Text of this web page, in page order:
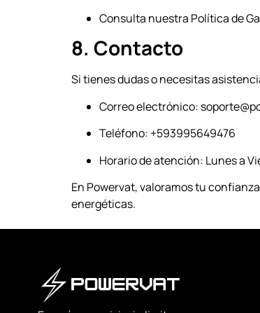
Consulta nuestra Política de
8. Contacto
Si tienes dudas o necesitas
Correo electrónico:
Teléfono: +593995649476
Horario de atención: Lunes a
En Powervat, valoramos tu
energéticas.